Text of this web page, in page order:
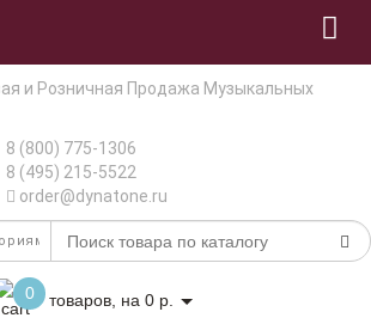
8 (800) 775-1306
8 (495) 215-5522
order@dynatone.ru
0 товаров, на 0 р.